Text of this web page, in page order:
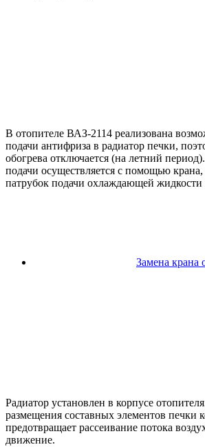
В отопителе ВАЗ-2114 реализована
подачи антифриза в радиатор печки,
обогрева отключается (на летний
подачи осуществляется с помощью крана,
патрубок подачи охлаждающей жидкости
Замена крана
Радиатор установлен в корпусе
размещения составных элементов печки
предотвращает рассеивание потока
движение.